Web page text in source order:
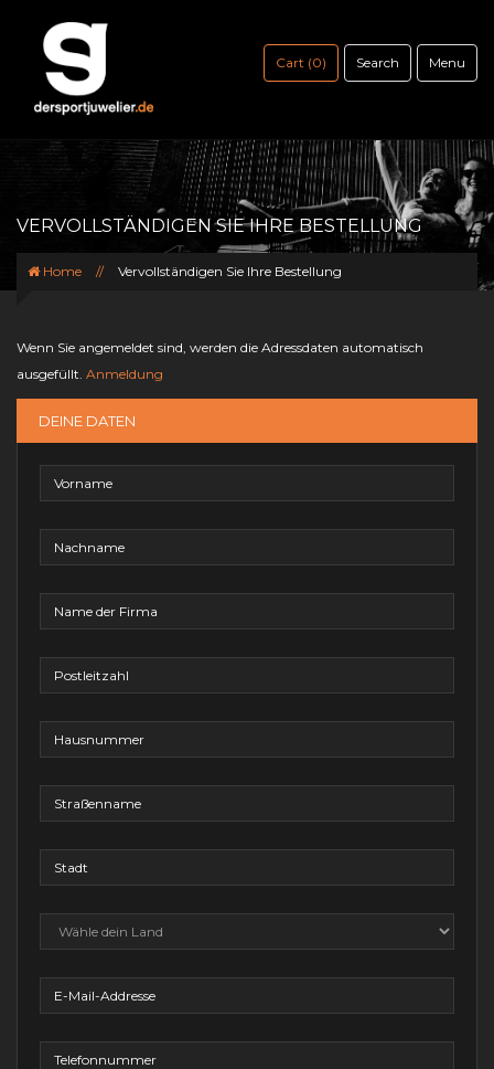
Menu
Search
Cart (0)
VERVOLLSTÄNDIGEN SIE IHRE BESTELLUNG
Home // Vervollständigen Sie Ihre Bestellung
Wenn Sie angemeldet sind, werden die Adressdaten automatisch
ausgefüllt. Anmeldung
DEINE DATEN